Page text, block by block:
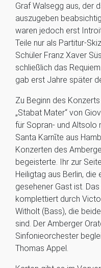
Graf Walsegg aus, der
auszugeben
waren jedoch erst
Teile nur als Partitur-
Schüler Franz Xaver
schließlich das
gab erst Jahre später
Zu Beginn des
„Stabat Mater“ von
für Sopran- und Altsolo
Santa Karnῑte aus
Konzerten des
begeisterte. Ihr zur
Heiligtag aus Berlin, die
gesehener Gast ist.
komplettiert durch
Witholt (Bass), die
sind. Der Amberger
Sinfonieorchester
Thomas Appel.